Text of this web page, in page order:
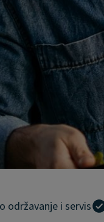
održavanje i servis